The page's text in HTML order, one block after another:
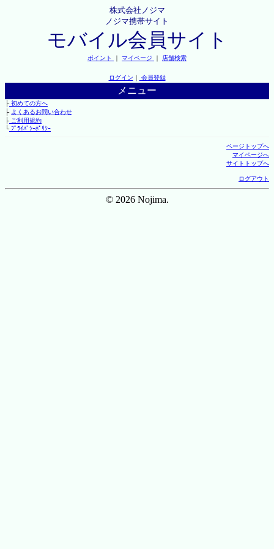
株式会社ノジマ
ノジマ携帯サイト
モバイル会員サイト
ポイント ｜ マイページ ｜ 店舗検索
ログイン ｜ 会員登録
メニュー
├初めての方へ
├ よくあるお問い合わせ
├ご利用規約
└ﾌﾟﾗｲﾊﾞｼｰﾎﾟﾘｼｰ
ページトップへ
マイページへ
サイトトップへ
ログアウト
© 2026 Nojima.